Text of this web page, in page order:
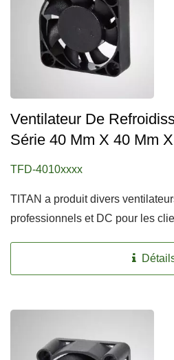
Ventilateur De
Série 40 Mm X 40 Mm
TFD-4010xxxx
TITAN a produit divers
professionnels et DC pour les